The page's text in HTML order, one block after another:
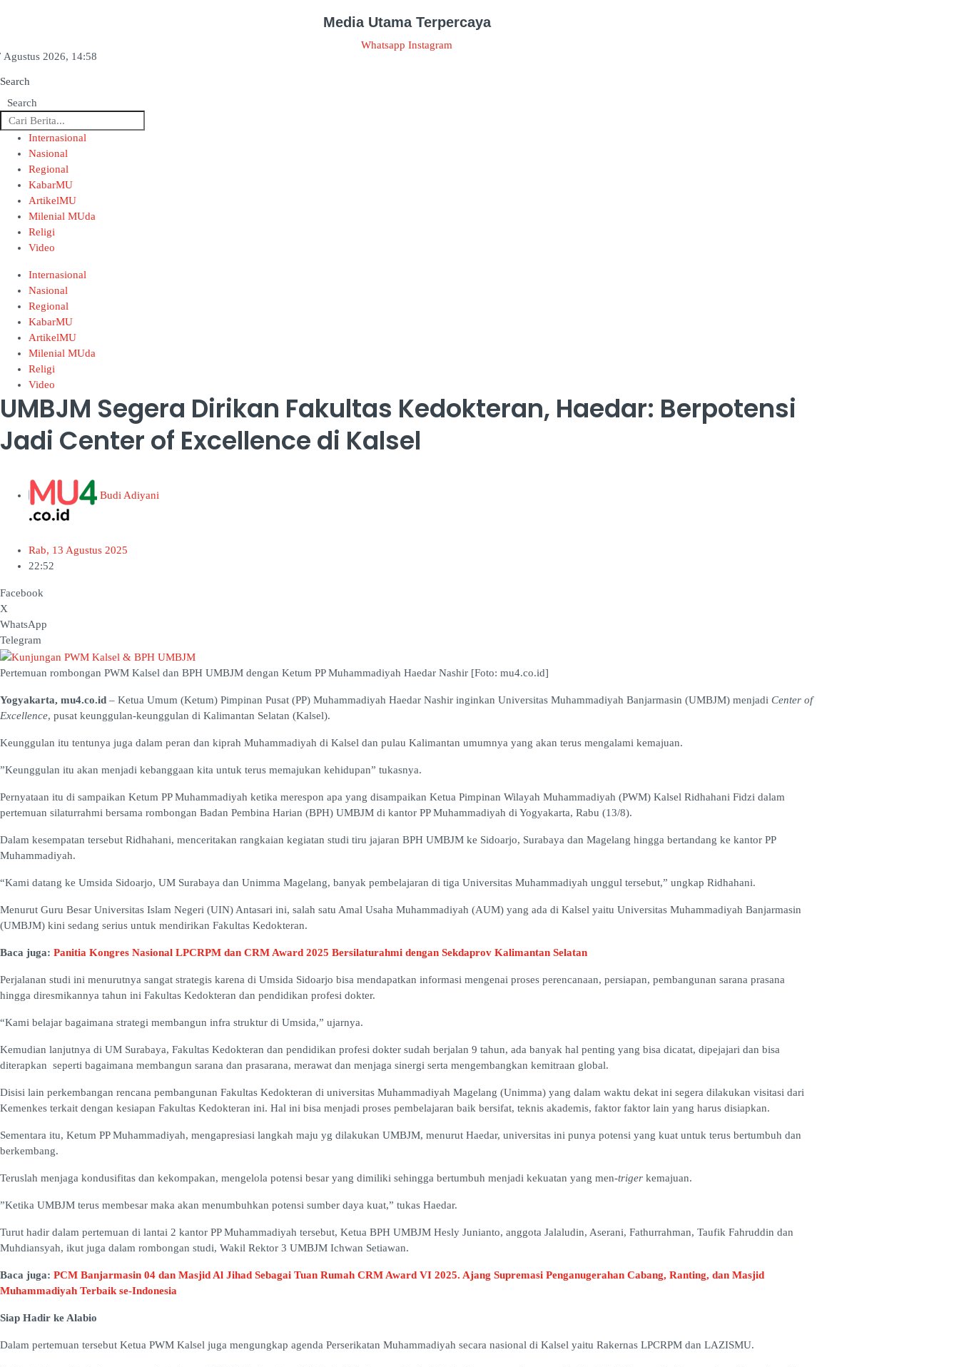
Media Utama Terpercaya
Whatsapp Instagram
Agustus 2026, 14:58
Search
Search
Internasional
Nasional
Regional
KabarMU
ArtikelMU
Milenial MUda
Religi
Video
Internasional
Nasional
Regional
KabarMU
ArtikelMU
Milenial MUda
Religi
Video
UMBJM Segera Dirikan Fakultas Kedokteran, Haedar: Berpotensi
Jadi Center of Excellence di Kalsel
Budi Adiyani
Rab, 13 Agustus 2025
22:52
Facebook
X
WhatsApp
Telegram
Pertemuan rombongan PWM Kalsel dan BPH UMBJM dengan Ketum PP Muhammadiyah Haedar Nashir [Foto: mu4.co.id]
Yogyakarta, mu4.co.id – Ketua Umum (Ketum) Pimpinan Pusat (PP) Muhammadiyah Haedar Nashir inginkan Universitas Muhammadiyah Banjarmasin (UMBJM) menjadi Center of
Excellence, pusat keunggulan-keunggulan di Kalimantan Selatan (Kalsel).
Keunggulan itu tentunya juga dalam peran dan kiprah Muhammadiyah di Kalsel dan pulau Kalimantan umumnya yang akan terus mengalami kemajuan.
”Keunggulan itu akan menjadi kebanggaan kita untuk terus memajukan kehidupan” tukasnya.
Pernyataan itu di sampaikan Ketum PP Muhammadiyah ketika merespon apa yang disampaikan Ketua Pimpinan Wilayah Muhammadiyah (PWM) Kalsel Ridhahani Fidzi dalam
pertemuan silaturrahmi bersama rombongan Badan Pembina Harian (BPH) UMBJM di kantor PP Muhammadiyah di Yogyakarta, Rabu (13/8).
Dalam kesempatan tersebut Ridhahani, menceritakan rangkaian kegiatan studi tiru jajaran BPH UMBJM ke Sidoarjo, Surabaya dan Magelang hingga bertandang ke kantor PP
Muhammadiyah.
“Kami datang ke Umsida Sidoarjo, UM Surabaya dan Unimma Magelang, banyak pembelajaran di tiga Universitas Muhammadiyah unggul tersebut,” ungkap Ridhahani.
Menurut Guru Besar Universitas Islam Negeri (UIN) Antasari ini, salah satu Amal Usaha Muhammadiyah (AUM) yang ada di Kalsel yaitu Universitas Muhammadiyah Banjarmasin
(UMBJM) kini sedang serius untuk mendirikan Fakultas Kedokteran.
Baca juga: Panitia Kongres Nasional LPCRPM dan CRM Award 2025 Bersilaturahmi dengan Sekdaprov Kalimantan Selatan
Perjalanan studi ini menurutnya sangat strategis karena di Umsida Sidoarjo bisa mendapatkan informasi mengenai proses perencanaan, persiapan, pembangunan sarana prasana
hingga diresmikannya tahun ini Fakultas Kedokteran dan pendidikan profesi dokter.
“Kami belajar bagaimana strategi membangun infra struktur di Umsida,” ujarnya.
Kemudian lanjutnya di UM Surabaya, Fakultas Kedokteran dan pendidikan profesi dokter sudah berjalan 9 tahun, ada banyak hal penting yang bisa dicatat, dipejajari dan bisa
diterapkan seperti bagaimana membangun sarana dan prasarana, merawat dan menjaga sinergi serta mengembangkan kemitraan global.
Disisi lain perkembangan rencana pembangunan Fakultas Kedokteran di universitas Muhammadiyah Magelang (Unimma) yang dalam waktu dekat ini segera dilakukan visitasi dari
Kemenkes terkait dengan kesiapan Fakultas Kedokteran ini. Hal ini bisa menjadi proses pembelajaran baik bersifat, teknis akademis, faktor faktor lain yang harus disiapkan.
Sementara itu, Ketum PP Muhammadiyah, mengapresiasi langkah maju yg dilakukan UMBJM, menurut Haedar, universitas ini punya potensi yang kuat untuk terus bertumbuh dan
berkembang.
Teruslah menjaga kondusifitas dan kekompakan, mengelola potensi besar yang dimiliki sehingga bertumbuh menjadi kekuatan yang men-triger kemajuan.
”Ketika UMBJM terus membesar maka akan menumbuhkan potensi sumber daya kuat,” tukas Haedar.
Turut hadir dalam pertemuan di lantai 2 kantor PP Muhammadiyah tersebut, Ketua BPH UMBJM Hesly Junianto, anggota Jalaludin, Aserani, Fathurrahman, Taufik Fahruddin dan
Muhdiansyah, ikut juga dalam rombongan studi, Wakil Rektor 3 UMBJM Ichwan Setiawan.
Baca juga: PCM Banjarmasin 04 dan Masjid Al Jihad Sebagai Tuan Rumah CRM Award VI 2025. Ajang Supremasi Penganugerahan Cabang, Ranting, dan Masjid
Muhammadiyah Terbaik se-Indonesia
Siap Hadir ke Alabio
Dalam pertemuan tersebut Ketua PWM Kalsel juga mengungkap agenda Perserikatan Muhammadiyah secara nasional di Kalsel yaitu Rakernas LPCRPM dan LAZISMU.